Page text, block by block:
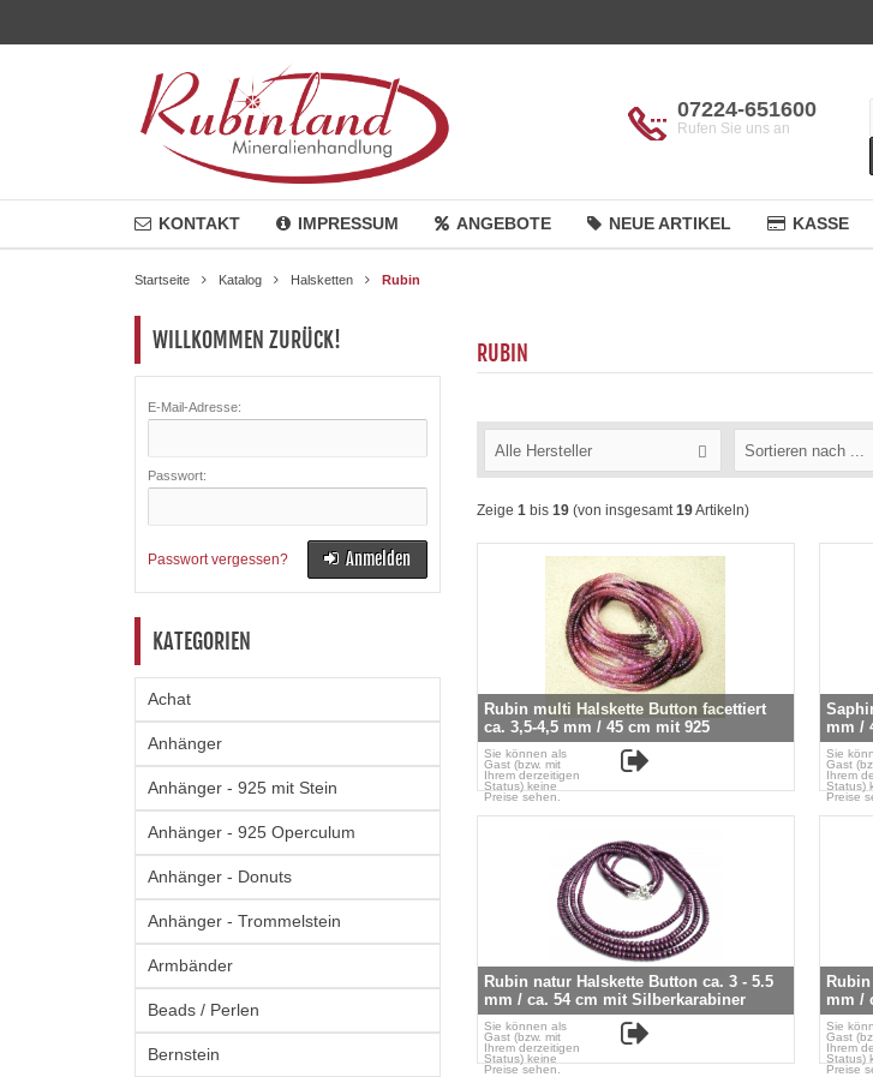
07224-651600
Rufen Sie uns an
KONTAKT IMPRESSUM ANGEBOTE NEUE ARTIKEL KASSE
Startseite Katalog Halsketten Rubin
RUBIN
Alle Hersteller Sortieren nach ...
Zeige 1 bis 19 (von insgesamt19Artikeln)
Rubin multi Halskette Button facettiert
ca. 3,5-4,5 mm / 45 cm mit 925
Silberkarabiner
Sie können als
Gast (bzw. mit
Ihrem derzeitigen
Status) keine
Preise sehen.
mm /
Sie
Gast
Ihrem
Status)
Preise
Rubin natur Halskette Button ca. 3 - 5.5
mm / ca. 54 cm mit Silberkarabiner
Sie können als
Gast (bzw. mit
Ihrem derzeitigen
Status) keine
Preise sehen.
mm /
Sie
Gast
Ihrem
Status)
Preise
WILLKOMMEN ZURÜCK!
E-Mail-Adresse:
Passwort:
Passwort vergessen? Anmelden
KATEGORIEN
Achat
Anhänger
Anhänger - 925 mit Stein
Anhänger - 925 Operculum
Anhänger - Donuts
Anhänger - Trommelstein
Armbänder
Beads / Perlen
Bernstein